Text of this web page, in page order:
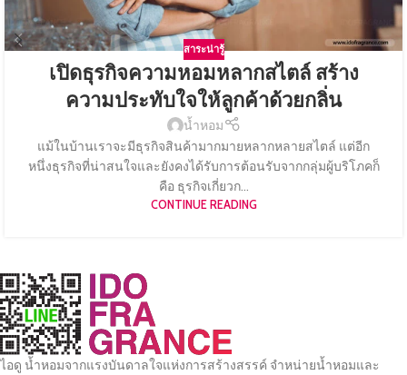
สาระน่ารู้
เปิดธุรกิจความหอมหลากสไตล์ สร้าง
ความประทับใจให้ลูกค้าด้วยกลิ่น
น้ำหอม
แม้ในบ้านเราจะมีธุรกิจสินค้ามากมายหลากหลายสไตล์ แต่อีก
หนึ่งธุรกิจที่น่าสนใจและยังคงได้รับการต้อนรับจากกลุ่มผู้บริโภคก็
คือ ธุรกิจเกี่ยวก...
CONTINUE READING
ไอดู น้ำหอมจากแรงบันดาลใจแห่งการสร้างสรรค์ จำหน่ายน้ำหอมและ